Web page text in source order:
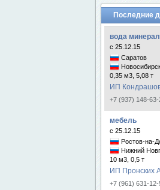
Последние
вода
с 25.12.15
Саратов
0,35 м3, 5,08 т
ИП
+7 (937) 148-63-
мебель
с 25.12.15
Ростов-на-
Нижний
10 м3, 0,5 т
ИП Пронских
+7 (961) 631-12-